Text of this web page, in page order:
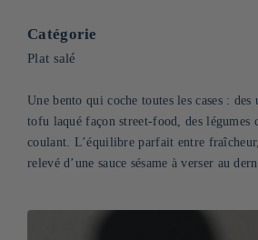
Catégorie
Plat salé
Une bento qui coche toutes les cases :
tofu laqué façon street-food, des légumes
coulant. L’équilibre parfait entre
relevé d’une sauce sésame à verser au